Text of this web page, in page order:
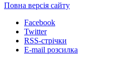
Повна версія сайту
Facebook
Twitter
RSS-стрічки
E-mail розсилка